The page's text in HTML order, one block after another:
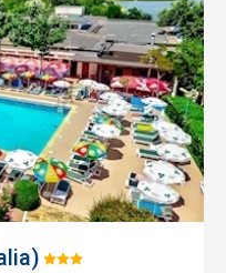
Hodnotenie: